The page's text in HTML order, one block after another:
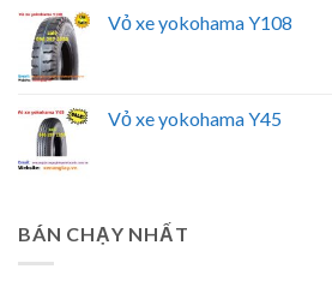
Vỏ xe yokohama Y108
Vỏ xe yokohama Y45
BÁN CHẠY NHẤT